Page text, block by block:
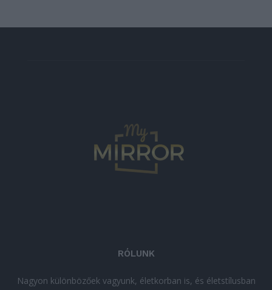
RÓLUNK
Nagyon különbözőek vagyunk, életkorban is, és életstílusban